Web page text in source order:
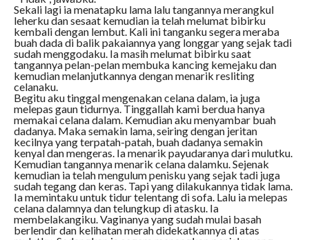
Sekali lagi ia menatapku lama lalu tangannya merangkul
leherku dan sesaat kemudian ia telah melumat bibirku
kembali dengan lembut. Kali ini tanganku segera meraba
buah dada di balik pakaiannya yang longgar yang sejak tadi
sudah menggodaku. Ia masih melumat bibirku saat
tangannya pelan-pelan membuka kancing kemejaku dan
kemudian melanjutkannya dengan menarik resliting
celanaku.
Begitu aku tinggal mengenakan celana dalam, ia juga
melepas gaun tidurnya. Tinggallah kami berdua hanya
memakai celana dalam. Kemudian aku menyambar buah
dadanya. Maka semakin lama, seiring dengan jeritan
kecilnya yang terpatah-patah, buah dadanya semakin
kenyal dan mengeras. Ia menarik payudaranya dari mulutku.
Kemudian tangannya menarik celana dalamku. Sejenak
kemudian ia telah mengulum penisku yang sejak tadi juga
sudah tegang dan keras. Tapi yang dilakukannya tidak lama.
Ia memintaku untuk tidur telentang di sofa. Lalu ia melepas
celana dalamnya dan telungkup di atasku. Ia
membelakangiku. Vaginanya yang sudah mulai basah
berlendir dan kelihatan merah didekatkannya di atas